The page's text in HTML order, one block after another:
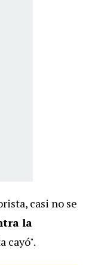
casi no se
la
cayó".